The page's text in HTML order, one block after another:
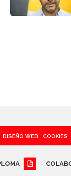
DISEÑO WEB COOKIES